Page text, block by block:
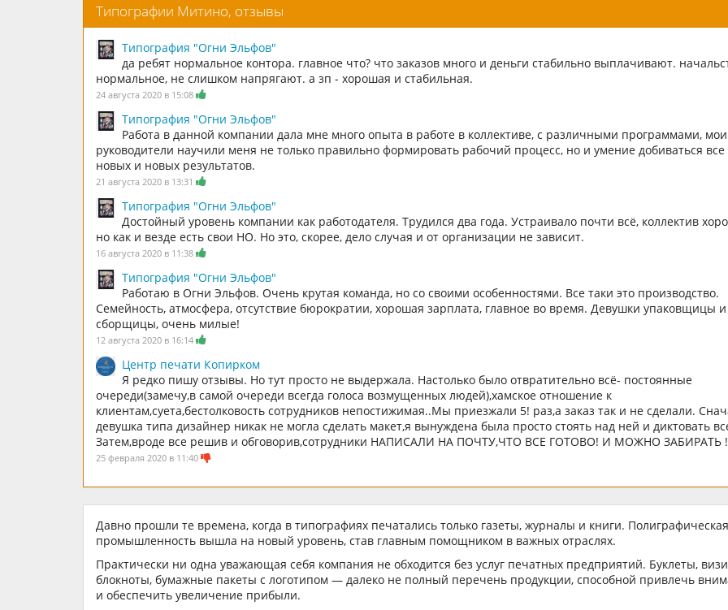
Типографии Митино, отзывы
Типография "Огни Эльфов"
да ребят нормальное контора. главное что? что заказов много и деньги стабильно выплачивают.
нормальное, не слишком напрягают. а зп - хорошая и стабильная.
24 августа 2020 в 15:08
Типография "Огни Эльфов"
Работа в данной компании дала мне много опыта в работе в коллективе, с различными программами, мои
руководители научили меня не только правильно формировать рабочий процесс, но и умение добиваться все
новых и новых результатов.
21 августа 2020 в 13:31
Типография "Огни Эльфов"
Достойный уровень компании как работодателя. Трудился два года. Устраивало почти всё, коллектив
но как и везде есть свои НО. Но это, скорее, дело случая и от организации не зависит.
16 августа 2020 в 11:38
Типография "Огни Эльфов"
Работаю в Огни Эльфов. Очень крутая команда, но со своими особенностями. Все таки это производство.
Семейность, атмосфера, отсутствие бюрократии, хорошая зарплата, главное во время. Девушки упаковщицы и
сборщицы, очень милые!
12 августа 2020 в 16:14
Центр печати Копирком
Я редко пишу отзывы. Но тут просто не выдержала. Настолько было отвратительно всё- постоянные
очереди(замечу,в самой очереди всегда голоса возмущенных людей),хамское отношение к
клиентам,суета,бестолковость сотрудников непостижимая..Мы приезжали 5! раз,а заказ так и не сделали.
девушка типа дизайнер никак не могла сделать макет,я вынуждена была просто стоять над ней и диктовать
Затем,вроде все решив и обговорив,сотрудники НАПИСАЛИ НА ПОЧТУ,ЧТО ВСЕ ГОТОВО! И МОЖНО ЗАБИРАТЬ !
25 февраля 2020 в 11:40
Давно прошли те времена, когда в типографиях печатались только газеты, журналы и книги. Полиграфическая
промышленность вышла на новый уровень, став главным помощником в важных отраслях.
Практически ни одна уважающая себя компания не обходится без услуг печатных предприятий. Буклеты,
блокноты, бумажные пакеты с логотипом — далеко не полный перечень продукции, способной привлечь
и обеспечить увеличение прибыли.